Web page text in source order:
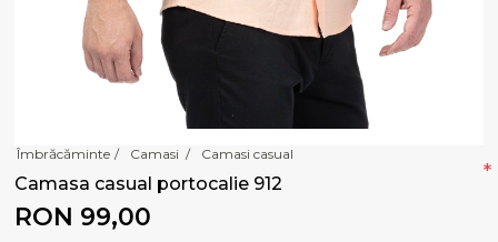
Îmbrăcăminte / Camasi / Camasi casual
Camasa casual portocalie 912
RON 99,00
*